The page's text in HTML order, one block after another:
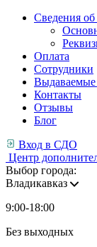
Сведения об
Оплата
Сотрудники
Контакты
Отзывы
Блог
Вход в СДО
Центр
Выбор города:
Владикавказ
9:00-18:00
Без выходных